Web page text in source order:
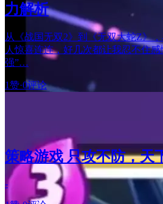
力解析
从《战国无双2》到《无双大蛇Z》
人惊喜连连，好几次都让我忍不住
强”…
1赞·0评论
策略游戏 只攻不防，天
-